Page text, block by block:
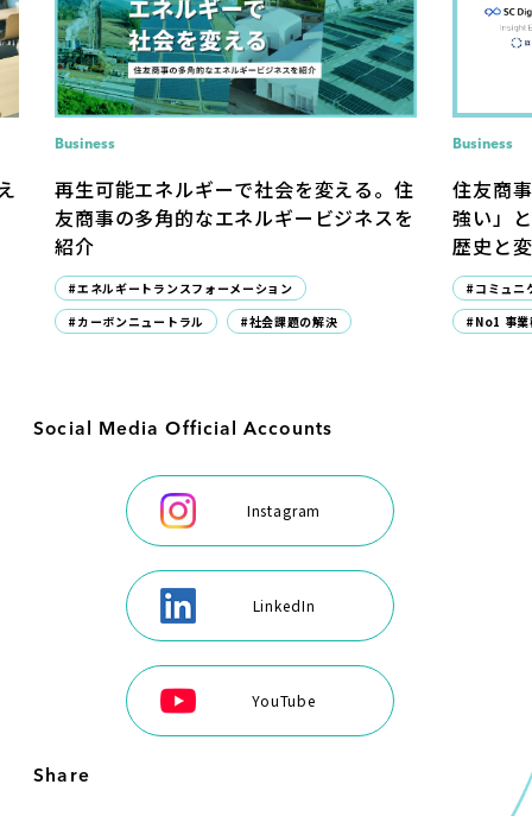
Business
再生可能エネルギーで社会を変える。住
友商事の多角的なエネルギービジネスを
紹介
#エネルギートランスフォーメーション
#カーボンニュートラル
#社会課題の解決
Business
住友商
強い」
歴史と
#コミュニ
#No1 事業
Social Media Official Accounts
Instagram
LinkedIn
YouTube
Share